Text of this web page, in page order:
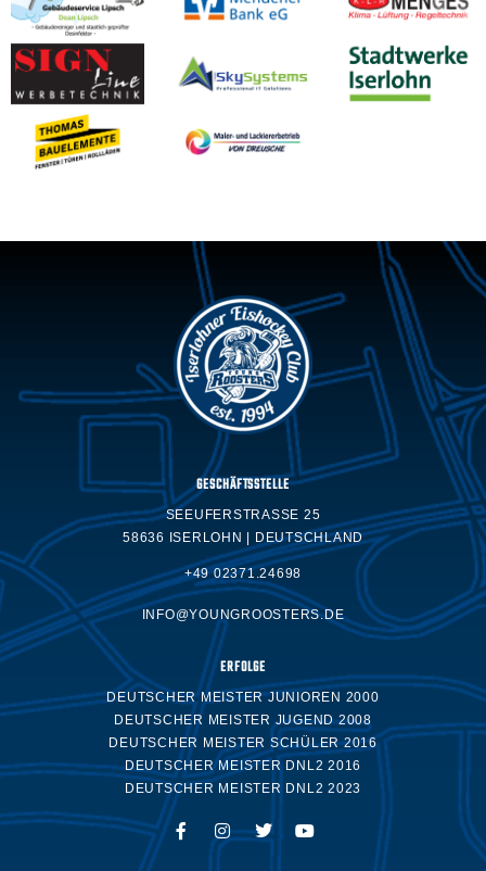
GESCHÄFTSSTELLE
SEEUFERSTRASSE 25
58636 ISERLOHN | DEUTSCHLAND
+49 02371.24698
INFO@YOUNGROOSTERS.DE
ERFOLGE
DEUTSCHER MEISTER JUNIOREN 2000
DEUTSCHER MEISTER JUGEND 2008
DEUTSCHER MEISTER SCHÜLER 2016
DEUTSCHER MEISTER DNL2 2016
DEUTSCHER MEISTER DNL2 2023